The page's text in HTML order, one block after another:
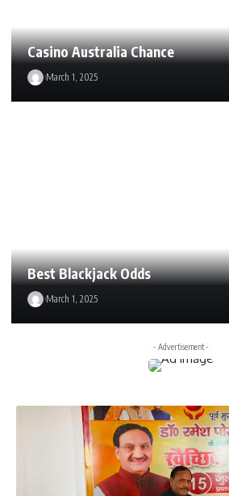
Casino Australia Chance
March 1, 2025
Best Blackjack Odds
March 1, 2025
- Advertisement -